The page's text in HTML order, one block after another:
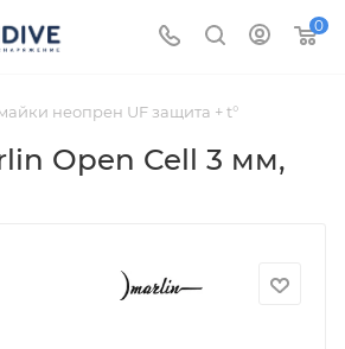
0
неопрен UF защита + t°
Open Cell 3 мм,